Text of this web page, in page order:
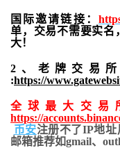
国际邀请链接：
单，交易不需要实名
大！
2、老牌交易
:https://
全球最大交易
https://
币安注册不了IP地
邮箱推荐如gmail、